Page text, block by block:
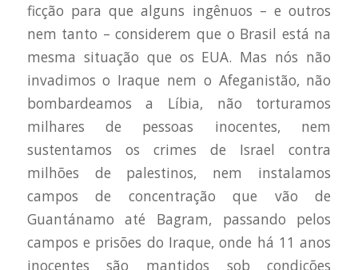
ficção para que alguns ingênuos – e outros
nem tanto – considerem que o Brasil está na
mesma situação que os EUA. Mas nós não
invadimos o Iraque nem o Afeganistão, não
bombardeamos a Líbia, não torturamos
milhares de pessoas inocentes, nem
sustentamos os crimes de Israel contra
milhões de palestinos, nem instalamos
campos de concentração que vão de
Guantánamo até Bagram, passando pelos
campos e prisões do Iraque, onde há 11 anos
inocentes são mantidos sob condições